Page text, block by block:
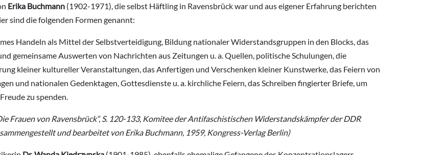
Erika Buchmann (1902-1971), die selbst Häftling in Ravensbrück war und aus eigener Erfahrung berichten
sind die folgenden Formen genannt:
Handeln als Mittel der Selbstverteidigung, Bildung nationaler Widerstandsgruppen in den Blocks, das
gemeinsame Auswerten von Nachrichten aus Zeitungen u. a. Quellen, politische Schulungen, die
kleiner kultureller Veranstaltungen, das Anfertigen und Verschenken kleiner Kunstwerke, das Feiern von
und nationalen Gedenktagen, Gottesdienste u. a. kirchliche Feiern, das Schreiben fingierter Briefe, um
zu spenden.
Frauen von Ravensbrück“, S. 120-133, Komitee der Antifaschistischen Widerstandskämpfer der DDR
und bearbeitet von Erika Buchmann, 1959, Kongress-Verlag Berlin)